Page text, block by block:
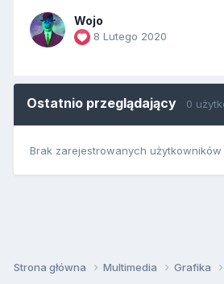
Wojo
8 Lutego 2020
Ostatnio przeglądający 0
Brak zarejestrowanych
Strona główna Multimedia Grafika